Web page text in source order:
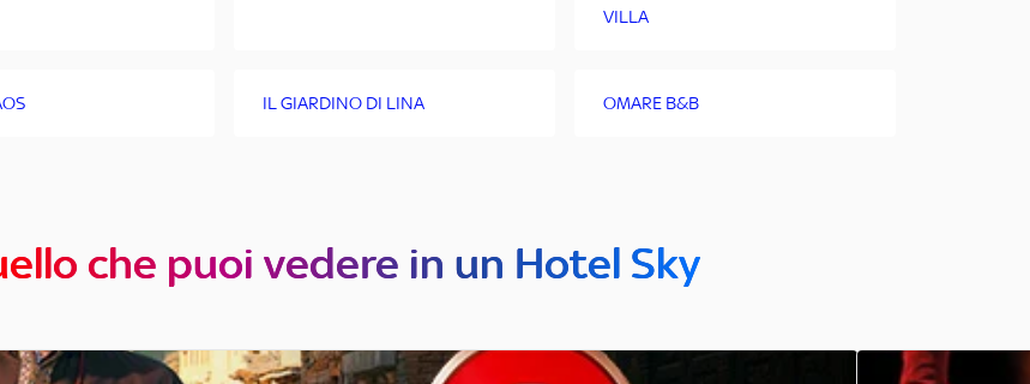
VILLA
IL GIARDINO DI LINA OMARE B&B
che puoi vedere in un Hotel Sky